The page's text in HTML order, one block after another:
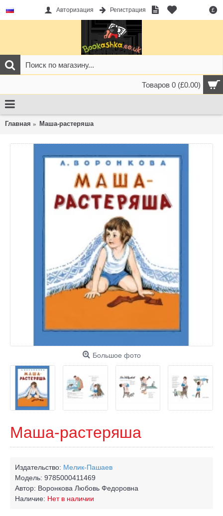
£
Авторизация Регистрация
Товаров 0 (£0.00)
Главная Маша-растеряша
Большое фото
Маша-растеряша
Издательство: Мелик-Пашаев
Модель: 9785000411469
Автор: Воронкова Любовь Федоровна
Наличие: Нет в наличии